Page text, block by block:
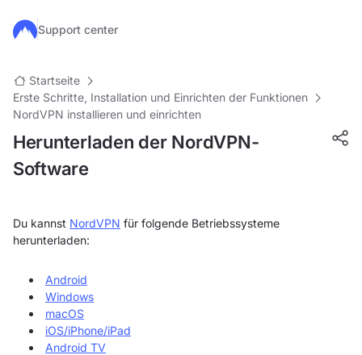
Zum Hauptinhalt springen
Support center
Startseite
Erste Schritte, Installation und Einrichten der Funktionen
NordVPN installieren und einrichten
Herunterladen der NordVPN-
Software
Du kannst NordVPN für folgende Betriebssysteme
herunterladen:
Android
Windows
macOS
iOS/iPhone/iPad
Android TV